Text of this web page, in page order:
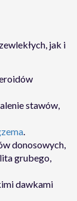
jak i
stawów,
.
donosowych,
grubego,
dawkami